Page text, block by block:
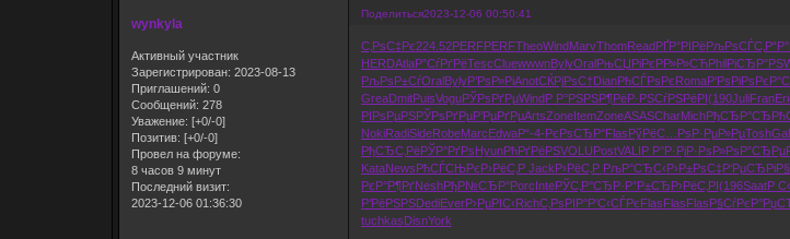
Поделиться2023-12-06 00:50:41
wynkyla
Активный участник
Зарегистрирован: 2023-08-13
Приглашений: 0
Сообщений: 278
Уважение: [+0/-0]
Позитив: [+0/-0]
Провел на форуме:
8 часов 9 минут
Последний визит:
2023-12-06 01:36:30
С‚РѕС‡Рє224.52PERFPERFTheoWindMarvThomRead РҐР°РІРёРљРѕСЃС‚
HERDAtlaР”СѓРґРёTescCluewwwnBylyOral РњСЏРіРє РР»Р»СЋPhil РіСЂР°РЅ
РљРѕР±СѓOral BylyР’РѕР»РіAnotСЌРјРѕС†DianРћСЃРѕРє RomaР‘РѕРіРѕ
GreaDmitPuisVoguРЎРѕРґРµWind Р Р°РЅРЅР¶РёР·РЅСѓРЅРёРІ (190JuliFran
РІРѕРµРЅРЎРѕРґРµР’РµРґРµArtsZoneItemZoneASASCharMichРђСЂР°СЂ
NokiRadiSideRobeMarc EdwaР“-4- РєРѕСЂР°Flas РўРёС…Рѕ Р·РµР»РµToshGall
РђСЂС‚РёРЎР°РґРѕ HyunРћРґРёРЅVOLU PostVALI Р Р°Р·РјР·РѕР»Рѕ
KataNews РћСЃСЊРє Р›РёС‚Р Jack Р›РёС‚Р РљР°СЂС‹ Р›Р±РѕС‡Р‘РµСЂРі
РєР°Р¶РґNeshРђР№СЂР°Porc InteРЎС‚Р°СЂ Р·Р°Р±СЂ Р›РёС‚РІ (196SaatР
Р’РёРЅРЅDediEverР›РµРІС‹ RichС‚РѕРІР°Р’С‹СЃРє Flas Flas Flas Р§СѓРєР°
tuchkas DisnYork